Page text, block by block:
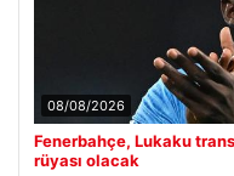
08/08/2026
Fenerbahçe, Lukaku
rüyası olacak